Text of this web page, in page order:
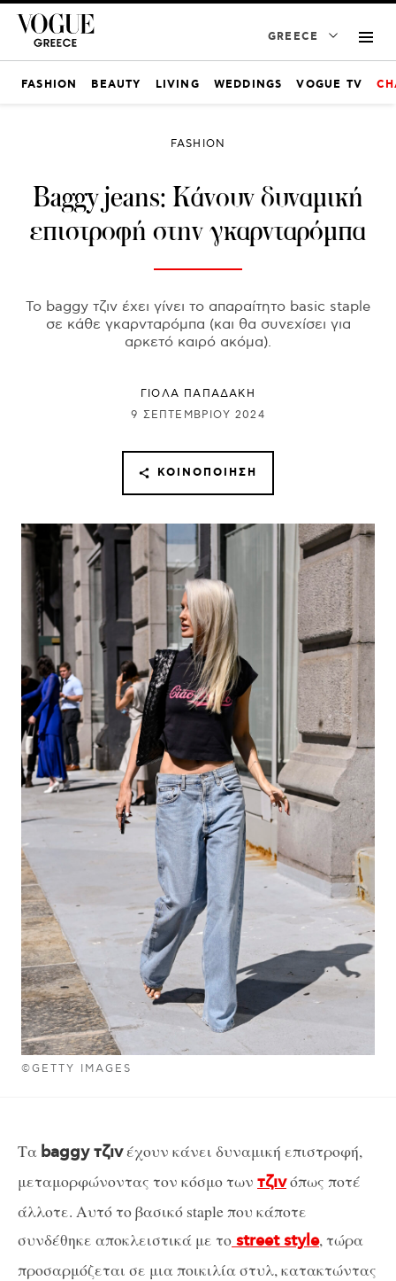
GREECE
FASHION BEAUTY LIVING WEDDINGS VOGUE TV
©GETTY IMAGES
FASHION
Baggy jeans: Κάνουν δυναμική
επιστροφή στην γκαρνταρόμπα
Το baggy τζιν έχει γίνει το απαραίτητο basic staple
σε κάθε γκαρνταρόμπα (και θα συνεχίσει για
αρκετό καιρό ακόμα).
ΓΙΌΛΑ ΠΑΠΑΔΆΚΗ
9 ΣΕΠΤΕΜΒΡΊΟΥ 2024
ΚΟΙΝΟΠΟΊΗΣΗ
Τα baggy τζινέχουν κάνει δυναμική επιστροφή,
μεταμορφώνοντας τον κόσμο των τζινόπως ποτέ
άλλοτε. Αυτό το βασικό staple που κάποτε
συνδέθηκε αποκλειστικά με το street style, τώρα
προσαρμόζεται σε μια ποικιλία στυλ, κατακτώντας